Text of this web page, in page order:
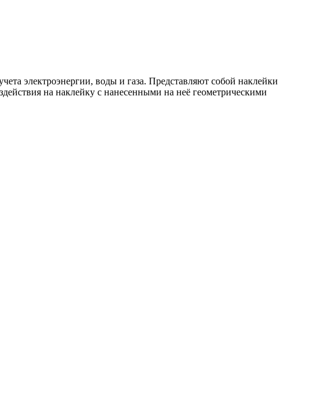
электроэнергии, воды и газа. Представляют собой наклейки
на наклейку с нанесенными на неё геометрическими